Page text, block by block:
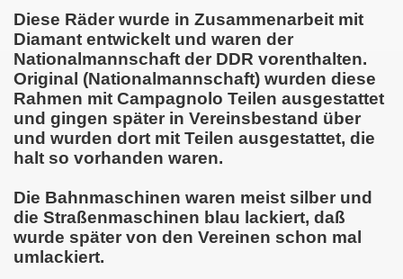
Diese Räder wurde in Zusammenarbeit mit
Diamant entwickelt und waren der
Nationalmannschaft der DDR vorenthalten.
Original (Nationalmannschaft) wurden diese
Rahmen mit Campagnolo Teilen ausgestattet
und gingen später in Vereinsbestand über
und wurden dort mit Teilen ausgestattet, die
halt so vorhanden waren.
Die Bahnmaschinen waren meist silber und
die Straßenmaschinen blau lackiert, daß
wurde später von den Vereinen schon mal
umlackiert.